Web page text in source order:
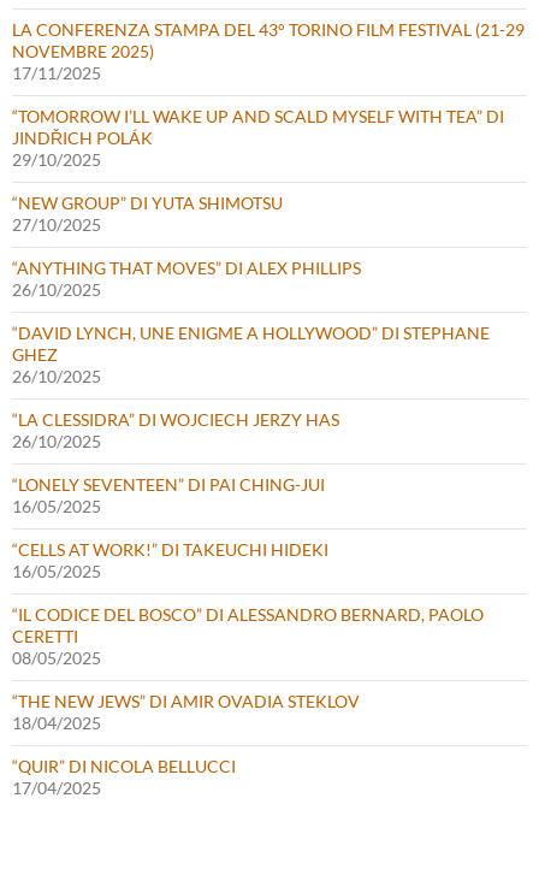
LA CONFERENZA STAMPA DEL 43° TORINO FILM FESTIVAL (21-29
NOVEMBRE 2025)
17/11/2025
“TOMORROW I’LL WAKE UP AND SCALD MYSELF WITH TEA” DI
JINDŘICH POLÁK
29/10/2025
“NEW GROUP” DI YUTA SHIMOTSU
27/10/2025
“ANYTHING THAT MOVES” DI ALEX PHILLIPS
26/10/2025
“DAVID LYNCH, UNE ENIGME A HOLLYWOOD” DI STEPHANE
GHEZ
26/10/2025
“LA CLESSIDRA” DI WOJCIECH JERZY HAS
26/10/2025
“LONELY SEVENTEEN” DI PAI CHING-JUI
16/05/2025
“CELLS AT WORK!” DI TAKEUCHI HIDEKI
16/05/2025
“IL CODICE DEL BOSCO” DI ALESSANDRO BERNARD, PAOLO
CERETTI
08/05/2025
“THE NEW JEWS” DI AMIR OVADIA STEKLOV
18/04/2025
“QUIR” DI NICOLA BELLUCCI
17/04/2025